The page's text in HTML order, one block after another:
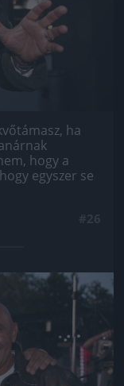
ha
hogy a
egyszer se